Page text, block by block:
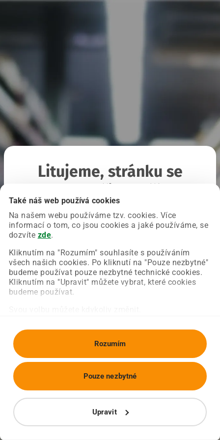
Také náš web používá cookies
Na našem webu používáme tzv. cookies. Více
informací o tom, co jsou cookies a jaké používáme, se
dozvíte zde.
Kliknutím na "Rozumím" souhlasíte s používáním
všech našich cookies. Po kliknutí na "Pouze nezbytné"
budeme používat pouze nezbytné technické cookies.
Kliknutím na "Upravit" můžete vybrat, které cookies
budeme používat.
Rozumím
Upravit
Pouze nezbytné
Litujeme, stránku se
Chyba nastala na naší straně a už ji opravujeme.
Zkuste prosím znovu načíst požadovanou stránku.
Obnovit stránku Úvodní strana